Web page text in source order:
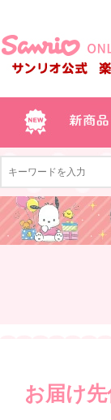
お届け